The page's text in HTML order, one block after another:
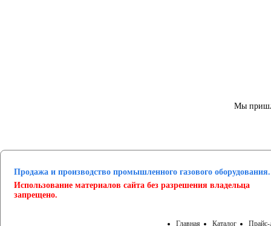
Мы
Продажа и производство промышленного газового оборудования.
Использование материалов сайта без разрешения владельца
запрещено.
Главная Каталог Прайс-